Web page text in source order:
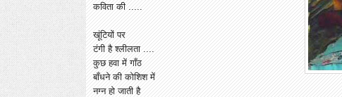
कविता की .....
खूंटियों पर
टंगी है श्लीलता ....
कुछ हवा में गाँठ
बाँधने की कोशिश में
नग्न हो जाती है